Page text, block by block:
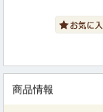
商品情報